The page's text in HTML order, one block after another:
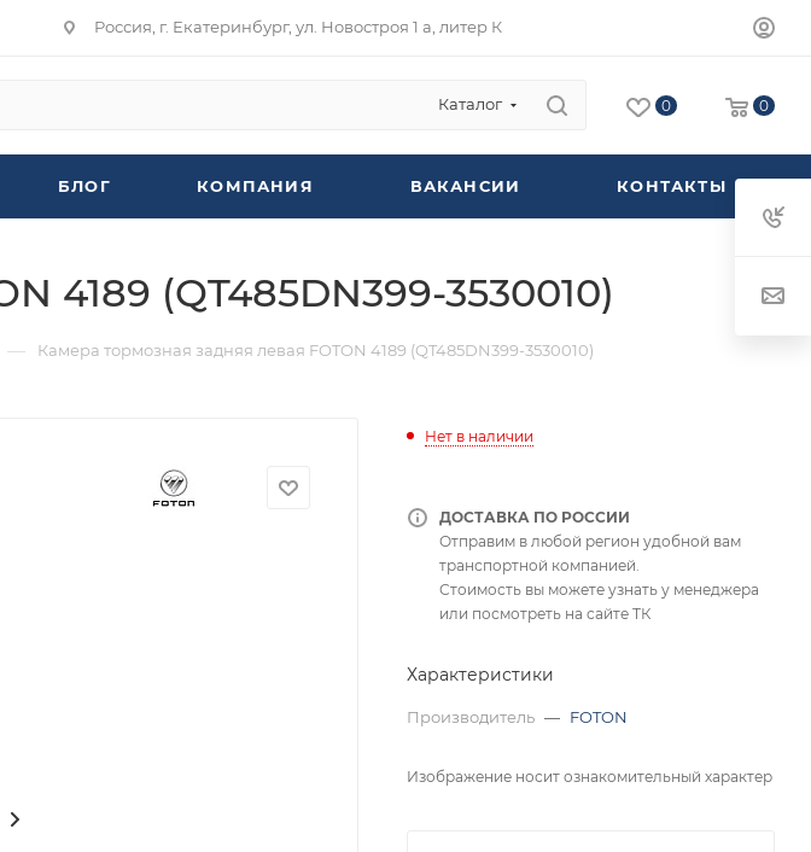
Россия, г. Екатеринбург, ул. Новостроя 1 а, литер К
Каталог 0 0
БЛОГ КОМПАНИЯ ВАКАНСИИ КОНТАКТЫ
4189 (QT485DN399-3530010)
— Камера тормозная задняя левая FOTON 4189 (QT485DN399-3530010)
Нет в наличии
ДОСТАВКА ПО РОССИИ
Отправим в любой регион удобной вам
транспортной компанией.
Стоимость вы можете узнать у менеджера
или посмотреть на сайте ТК
Характеристики
Производитель — FOTON
Изображение носит ознакомительный характер